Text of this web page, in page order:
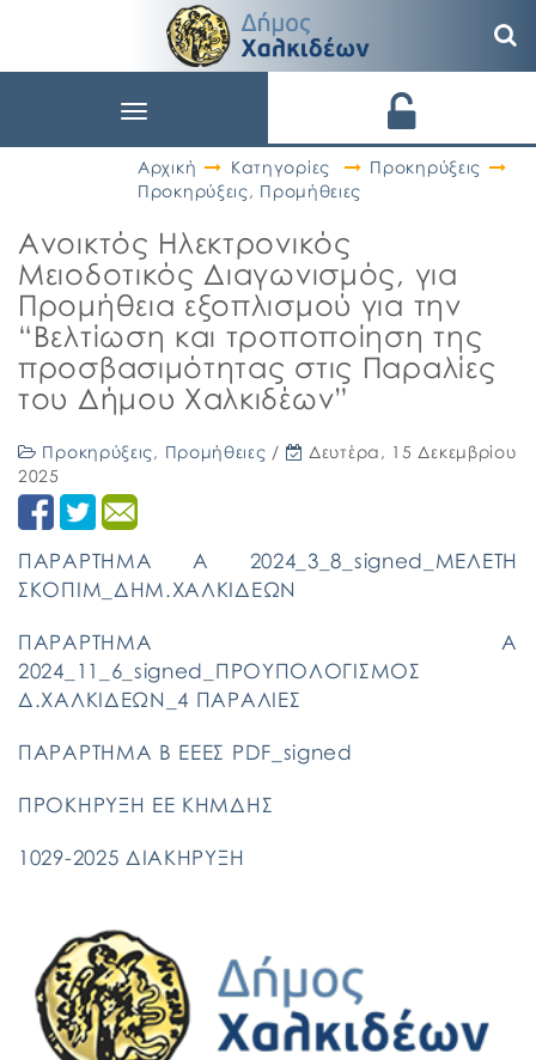
Toggle
Αρχική
Κατηγορίες
Προκηρύξεις
Προκηρύξεις, Προμήθειες
Ανοικτός Ηλεκτρονικός
Μειοδοτικός Διαγωνισμός, για
Προμήθεια εξοπλισμού για την
“Βελτίωση και τροποποίηση της
προσβασιμότητας στις Παραλίες
του Δήμου Χαλκιδέων”
Προκηρύξεις, Προμήθειες /
Δευτέρα, 15 Δεκεμβρίου
2025
ΠΑΡΑΡΤΗΜΑ Α 2024_3_8_signed_ΜΕΛΕΤΗ
ΣΚΟΠΙΜ_ΔΗΜ.ΧΑΛΚΙΔΕΩΝ
ΠΑΡΑΡΤΗΜΑ Α
2024_11_6_signed_ΠΡΟΥΠΟΛΟΓΙΣΜΟΣ
Δ.ΧΑΛΚΙΔΕΩΝ_4 ΠΑΡΑΛΙΕΣ
ΠΑΡΑΡΤΗΜΑ Β ΕΕΕΣ PDF_signed
ΠΡΟΚΗΡΥΞΗ ΕΕ ΚΗΜΔΗΣ
1029-2025 ΔΙΑΚΗΡΥΞΗ